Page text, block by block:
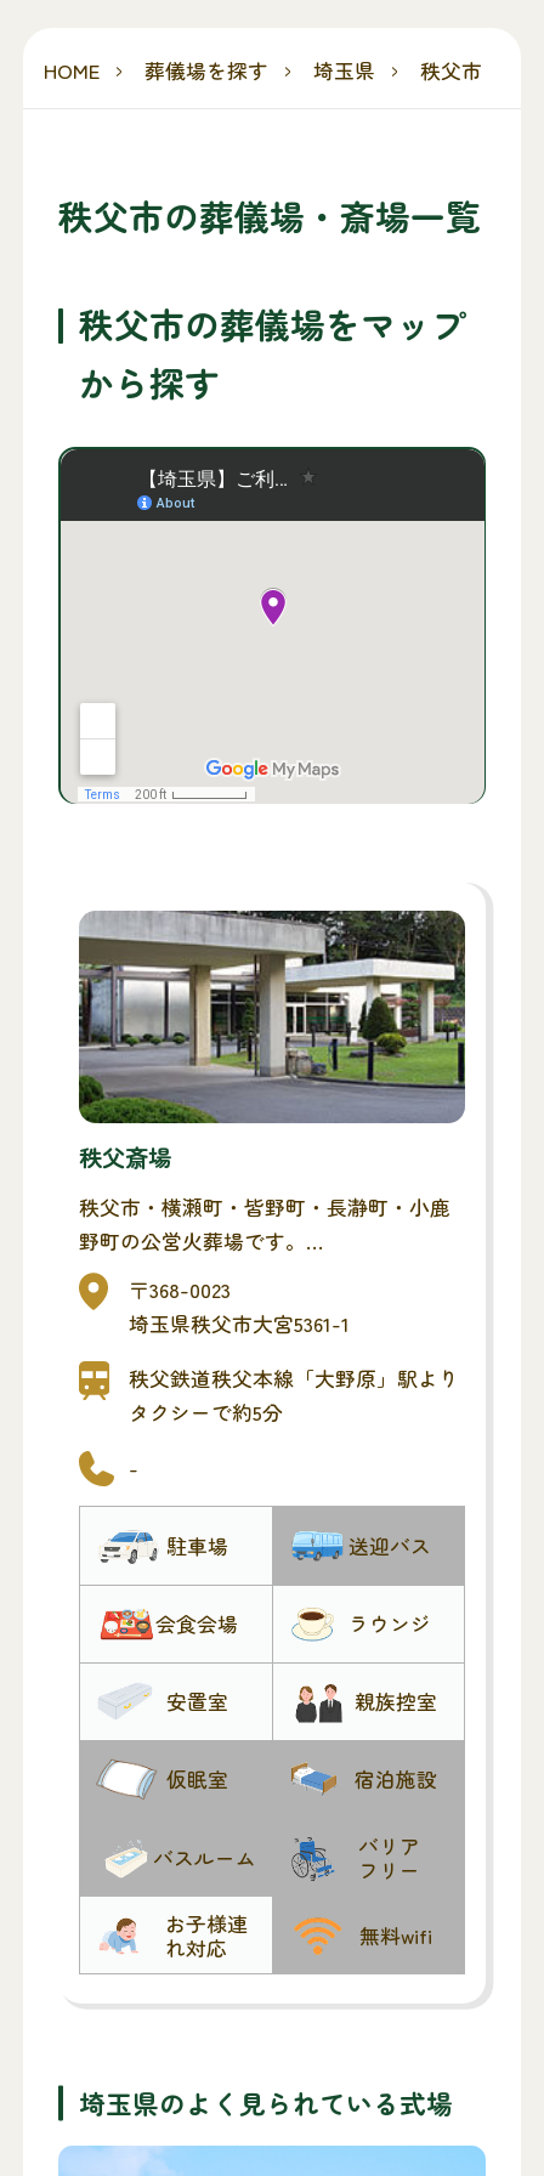
HOME 葬儀場を探す 埼玉県 秩父市
秩父市の葬儀場・斎場一覧
秩父市の葬儀場をマップ
から探す
秩父斎場
秩父市・横瀬町・皆野町・長瀞町・小鹿
野町の公営火葬場です。
葬儀式場が併設されております。
〒368-0023
埼玉県秩父市大宮5361-1
秩父鉄道秩父本線「大野原」駅より
タクシーで約5分
-
駐車場 送迎バス
会食会場 ラウンジ
安置室 親族控室
仮眠室 宿泊施設
バスルーム
バリア
フリー
お子様連
れ対応
無料wifi
埼玉県のよく見られている式場